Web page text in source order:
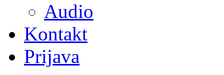
Audio
Kontakt
Prijava